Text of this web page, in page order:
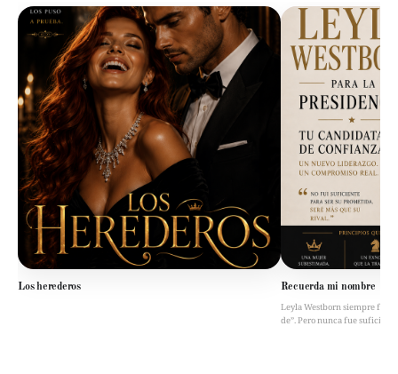
Los herederos Recuerda mi nombre
Leyla Westborn siempre fue
de”. Pero nunca fue